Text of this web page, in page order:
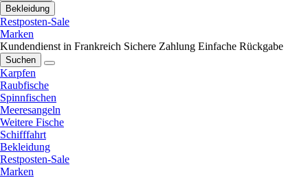
Bekleidung
Restposten-Sale
Marken
Kundendienst in Frankreich Sichere Zahlung Einfache Rückgabe
Suchen
Karpfen
Raubfische
Spinnfischen
Meeresangeln
Weitere Fische
Schifffahrt
Bekleidung
Restposten-Sale
Marken